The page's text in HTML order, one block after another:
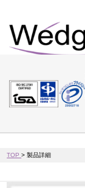
TOP>製品詳細